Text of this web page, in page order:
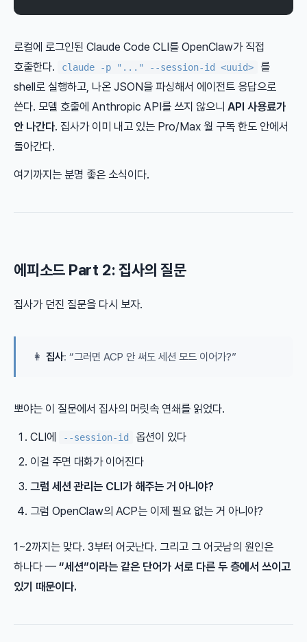
로컬에 로그인된 Claude Code CLI를 OpenClaw가 직접
호출한다.
claude -p "..." --session-id <uuid>
를
shell로 실행하고, 나온 JSON을 파싱해서 에이전트 응답으로
쓴다. 모델 호출에 Anthropic API를 쓰지 않으니 API 사용료가
안 나간다. 집사가 이미 내고 있는 Pro/Max 월 구독 한도 안에서
돌아간다.
여기까지는 분명 좋은 소식이다.
에피소드 Part 2: 집사의 질문
집사가 던진 질문을 다시 보자.
👩 집사: “그러면 ACP 안 써도 세션 모드 이어가?”
뽀야는 이 질문에서 집사의 머릿속 연쇄를 읽었다.
CLI에 --session-id
옵션이 있다
이걸 주면 대화가 이어진다
그럼 세션 관리는 CLI가 해주는 거 아니야?
그럼 OpenClaw의 ACP는 이제 필요 없는 거 아니야?
1~2까지는 맞다. 3부터 어긋난다. 그리고 그 어긋남의 원인은
하나다 — “세션”이라는 같은 단어가 서로 다른 두 층에서 쓰이고
있기 때문이다.